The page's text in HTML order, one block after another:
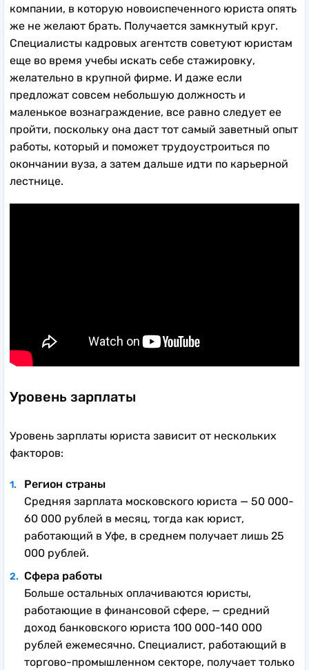
компании, в которую новоиспеченного юриста опять
же не желают брать. Получается замкнутый круг.
Специалисты кадровых агентств советуют юристам
еще во время учебы искать себе стажировку,
желательно в крупной фирме. И даже если
предложат совсем небольшую должность и
маленькое вознаграждение, все равно следует ее
пройти, поскольку она даст тот самый заветный опыт
работы, который и поможет трудоустроиться по
окончании вуза, а затем дальше идти по карьерной
лестнице.
Уровень зарплаты
Уровень зарплаты юриста зависит от нескольких
факторов:
Регион страны
Средняя зарплата московского юриста — 50 000-
60 000 рублей в месяц, тогда как юрист,
работающий в Уфе, в среднем получает лишь 25
000 рублей.
Сфера работы
Больше остальных оплачиваются юристы,
работающие в финансовой сфере, — средний
доход банковского юриста 100 000-140 000
рублей ежемесячно. Специалист, работающий в
торгово-промышленном секторе, получает только